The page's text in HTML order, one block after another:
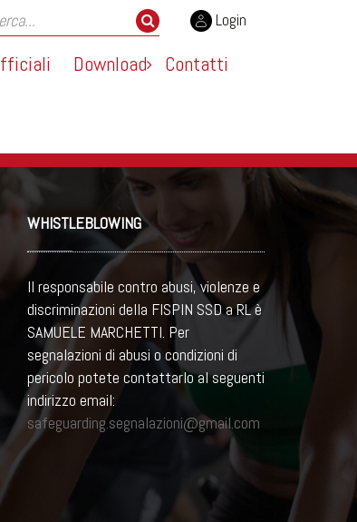
Login
Download Contatti
WHISTLEBLOWING
Il responsabile contro abusi, violenze e
discriminazioni della FISPIN SSD a RL è
SAMUELE MARCHETTI. Per
segnalazioni di abusi o condizioni di
pericolo potete contattarlo al seguenti
indirizzo email:
safeguarding.segnalazioni@gmail.com